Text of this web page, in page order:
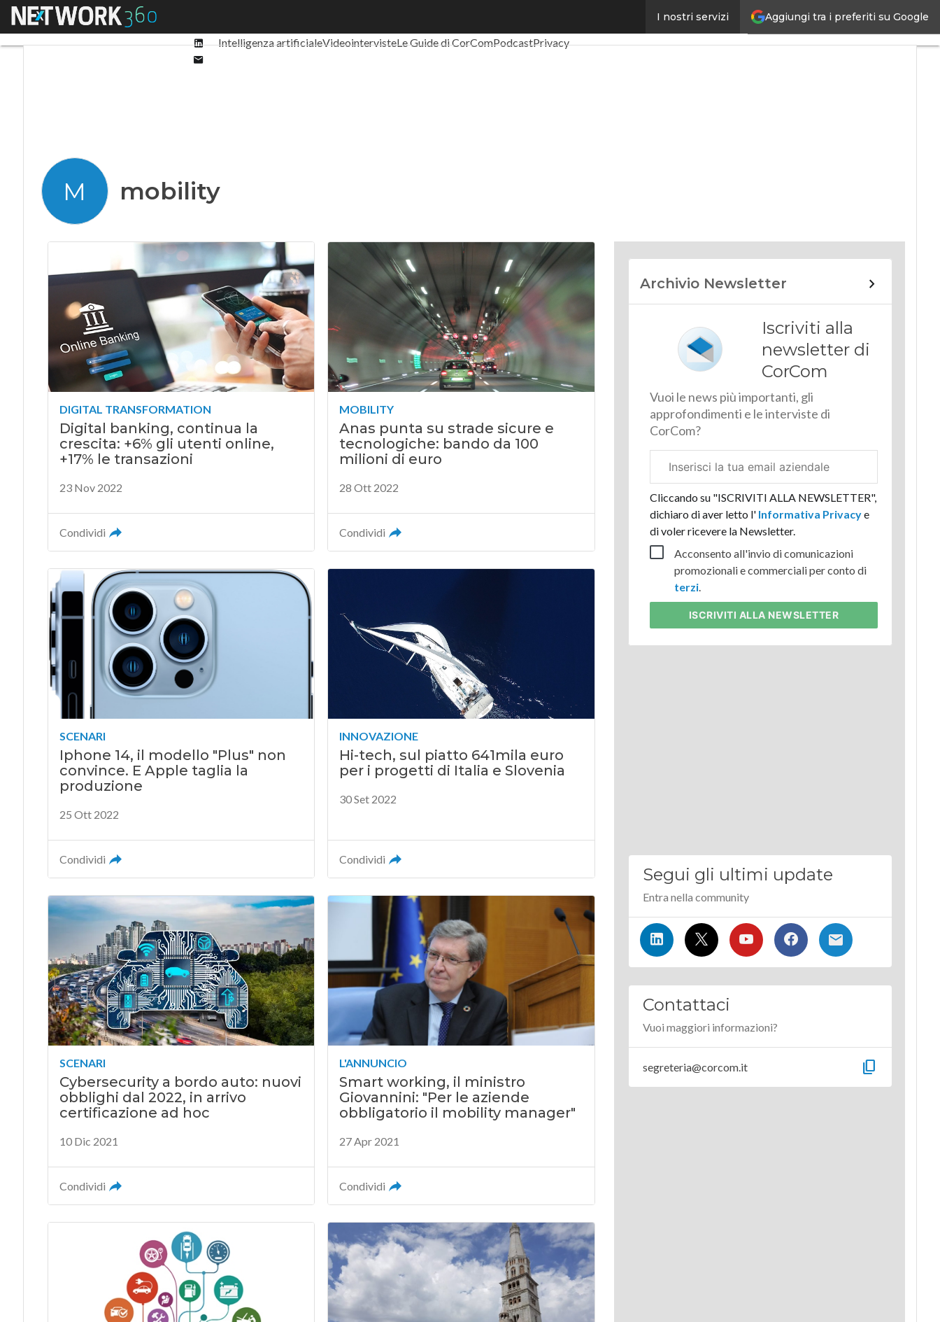
Aggiungi tra i preferiti su Google
I nostri servizi
Menu
Linkedin
Intelligenza artificialeVideointervisteLe Guide di CorComPodcastPrivacy
M mobility
DIGITAL TRANSFORMATION
Digital banking, continua la
crescita: +6% gli utenti online,
+17% le transazioni
23 Nov 2022
Condividi
MOBILITY
Anas punta su strade sicure e
tecnologiche: bando da 100
milioni di euro
28 Ott 2022
Condividi
SCENARI
Iphone 14, il modello "Plus" non
convince. E Apple taglia la
produzione
25 Ott 2022
Condividi
INNOVAZIONE
Hi-tech, sul piatto 641mila euro
per i progetti di Italia e Slovenia
30 Set 2022
Condividi
SCENARI
Cybersecurity a bordo auto: nuovi
obblighi dal 2022, in arrivo
certificazione ad hoc
10 Dic 2021
Condividi
L'ANNUNCIO
Smart working, il ministro
Giovannini: "Per le aziende
obbligatorio il mobility manager"
27 Apr 2021
Condividi
Archivio Newsletter
Iscriviti alla
newsletter di
CorCom
Vuoi le news più importanti, gli
approfondimenti e le interviste di
CorCom?
aziendale
Cliccando su "ISCRIVITI ALLA NEWSLETTER",
dichiaro di aver letto l'Informativa Privacye
di voler ricevere la Newsletter.
Acconsento all'invio di comunicazioni
promozionali e commerciali per conto di
terzi.
ISCRIVITI ALLA NEWSLETTER
Segui gli ultimi update
Entra nella community
Contattaci
Vuoi maggiori informazioni?
segreteria@corcom.it content_copy